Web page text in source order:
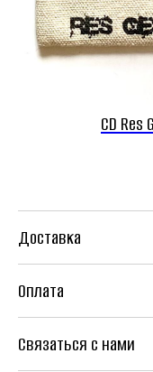
CD Res
Доставка
Оплата
Связаться с нами
Аудиокассеты